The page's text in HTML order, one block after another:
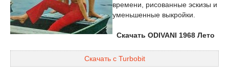
времени, рисованные эскизы и
уменьшенные выкройки.
Скачать ODIVANI 1968 Лето
Скачать с Turbobit